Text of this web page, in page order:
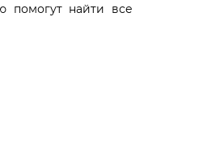
помогут найти все